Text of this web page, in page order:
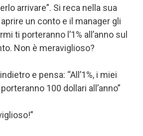
arrivare”. Si reca nella sua
un conto e il manager gli
ti porteranno l’1% all’anno sul
Non è meraviglioso?
e pensa: “All’1%, i miei
100 dollari all’anno”